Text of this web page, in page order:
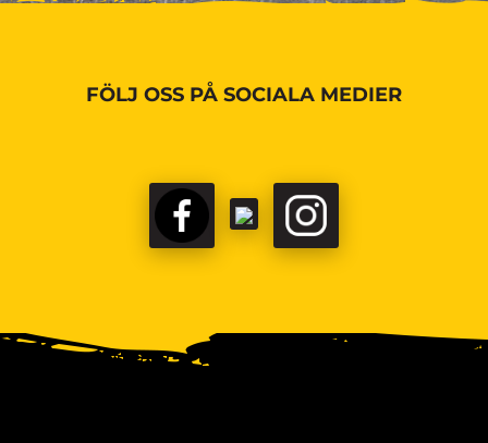
FÖLJ OSS PÅ SOCIALA MEDIER